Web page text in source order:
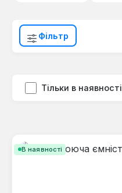
Фільтр
Тільки в наявності
В наявності